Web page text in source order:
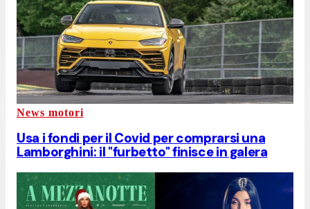
News motori
Usa i fondi per il Covid per comprarsi una
Lamborghini: il "furbetto" finisce in galera